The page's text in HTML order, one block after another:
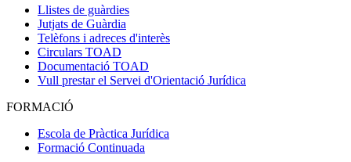
Llistes de guàrdies
Jutjats de Guàrdia
Telèfons i adreces d'interès
Circulars TOAD
Documentació TOAD
Vull prestar el Servei d'Orientació Jurídica
FORMACIÓ
Escola de Pràctica Jurídica
Formació Continuada